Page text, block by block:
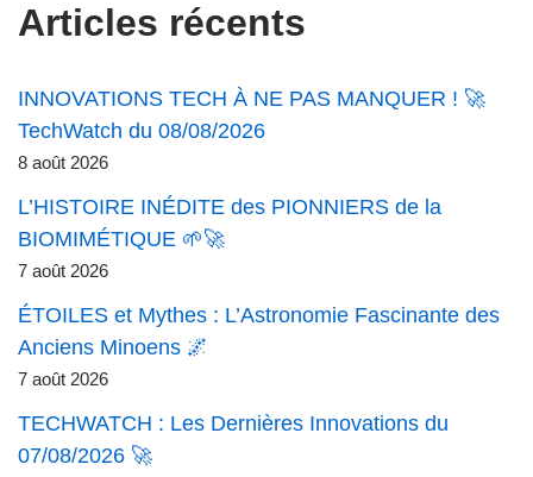
Articles récents
INNOVATIONS TECH À NE PAS MANQUER ! 🚀
TechWatch du 08/08/2026
8 août 2026
L’HISTOIRE INÉDITE des PIONNIERS de la
BIOMIMÉTIQUE 🌱🚀
7 août 2026
ÉTOILES et Mythes : L’Astronomie Fascinante des
Anciens Minoens 🌌
7 août 2026
TECHWATCH : Les Dernières Innovations du
07/08/2026 🚀